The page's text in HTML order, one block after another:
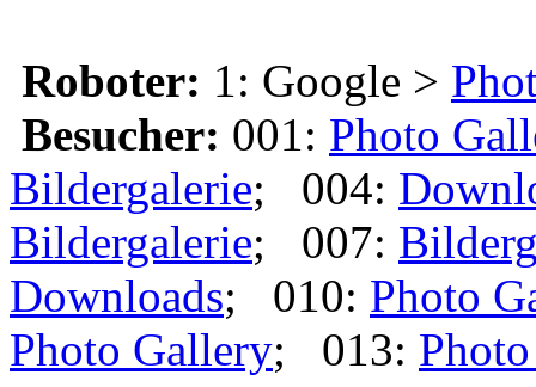
Roboter: 1: Google >
Besucher: 001: Photo
Bildergalerie; 004:
Bildergalerie; 007:
Downloads; 010: Photo
Photo Gallery; 013: